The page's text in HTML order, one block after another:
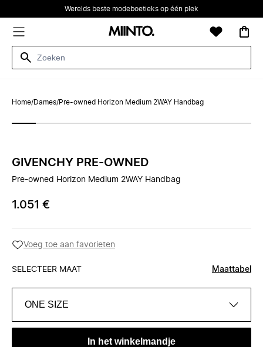
Werelds beste modeboetieks op één plek
Home/Dames/Pre-owned Horizon Medium 2WAY Handbag
GIVENCHY PRE-OWNED
Pre-owned Horizon Medium 2WAY Handbag
1.051 €
Voeg toe aan favorieten
SELECTEER MAAT Maattabel
ONE SIZE
In het winkelmandje